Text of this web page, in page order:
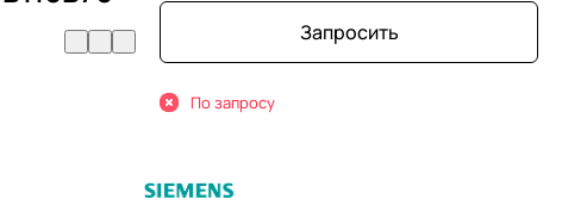
Запросить
По запросу